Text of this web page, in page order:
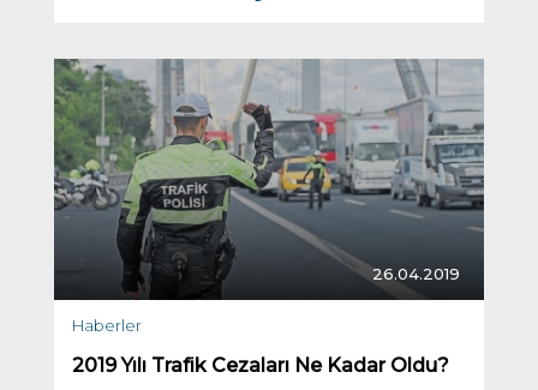
26.04.2019
Haberler
2019 Yılı Trafik Cezaları Ne Kadar Oldu?